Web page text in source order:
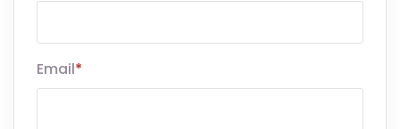
Email*